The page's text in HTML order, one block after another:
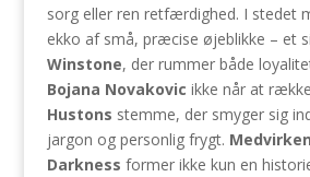
sorg eller ren retfærdighed. I stedet
ekko af små, præcise øjeblikke – et
Winstone, der rummer både
Bojana Novakovic ikke når at
Hustons stemme, der smyger sig
jargon og personlig frygt.
Darkness former ikke kun en